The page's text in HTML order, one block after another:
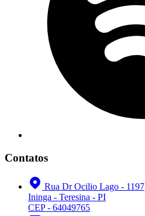
Contatos
Rua Dr Ocilio Lago - 1197
Ininga - Teresina - PI
CEP - 64049765